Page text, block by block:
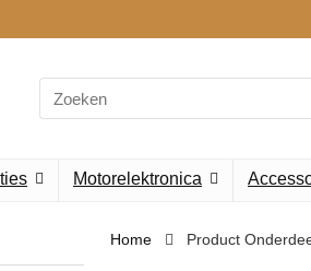
Search
for:
Motorelektronica
Home Product